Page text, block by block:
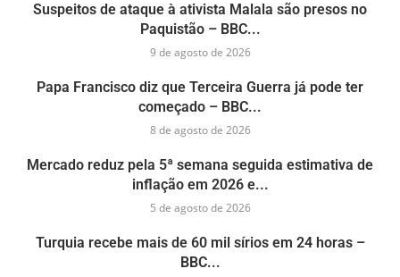
Suspeitos de ataque à ativista Malala são presos no
Paquistão – BBC...
9 de agosto de 2026
Papa Francisco diz que Terceira Guerra já pode ter
começado – BBC...
8 de agosto de 2026
Mercado reduz pela 5ª semana seguida estimativa de
inflação em 2026 e...
5 de agosto de 2026
Turquia recebe mais de 60 mil sírios em 24 horas –
BBC...